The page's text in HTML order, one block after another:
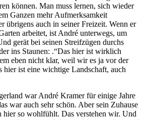
können. Man muss lernen, sich wieder
Ganzen mehr Aufmerksamkeit
übrigens auch in seiner Freizeit. Wenn er
arbeitet, ist André unterwegs, um
gerät bei seinen Streifzügen durchs
ins Staunen: .“Das hier ist wirklich
eben nicht klar, weil wir es ja vor der
hier ist eine wichtige Landschaft, auch
war André Kramer für einige Jahre
war auch sehr schön. Aber sein Zuhause
hier so wohlfühlt. Das verstehen wir. Und